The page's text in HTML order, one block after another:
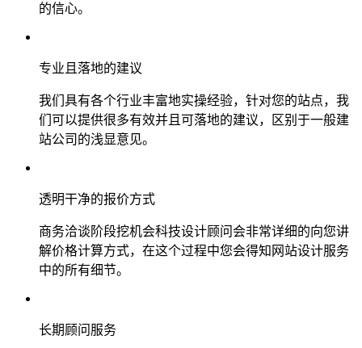
的信心。
专业且落地的建议
我们具有各个行业丰富地实操经验，针对您的站点，我
们可以提供很多有效并且可落地的建议，区别于一般建
站公司的浅显意见。
透明干净的报价方式
商务洽谈阶段挖机会科技设计顾问会非常详细的向您讲
解价格计算方式，在这个过程中您会得知网站设计服务
中的所有细节。
长期顾问服务